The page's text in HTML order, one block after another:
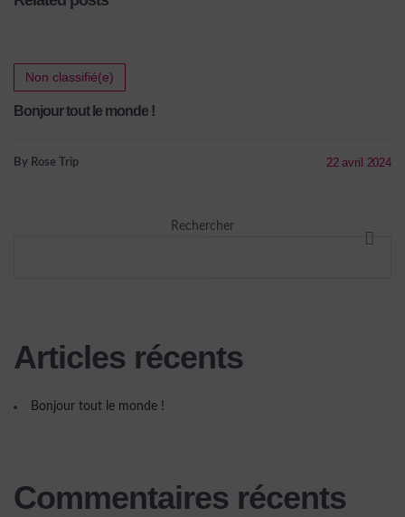
Non classifié(e)
Bonjour tout le monde !
By Rose Trip 22 avril 2024
Rechercher
Articles récents
Bonjour tout le monde !
Commentaires récents